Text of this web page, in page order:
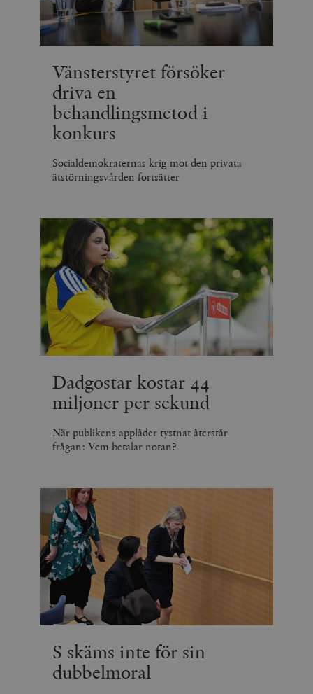
Vänsterstyret försöker
driva en
behandlingsmetod i
konkurs
Socialdemokraternas krig mot den privata
ätstörningsvården fortsätter
Dadgostar kostar 44
miljoner per sekund
När publikens applåder tystnat återstår
frågan: Vem betalar notan?
S skäms inte för sin
dubbelmoral